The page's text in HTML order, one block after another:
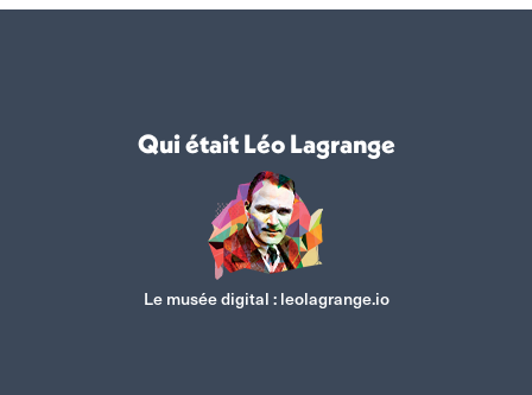
Qui était Léo Lagrange
Le musée digital :leolagrange.io